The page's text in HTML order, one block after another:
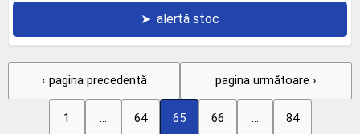
➤ alertă stoc
‹ pagina precedentă
1 64 65 66 84
pagina următoare ›